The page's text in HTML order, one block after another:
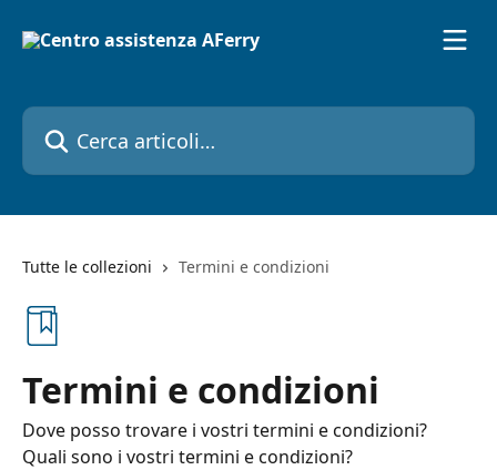
Cerca articoli…
Tutte le collezioni Termini e condizioni
Termini e condizioni
Dove posso trovare i vostri termini e condizioni?
Quali sono i vostri termini e condizioni?